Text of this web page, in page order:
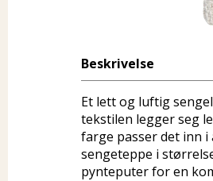
Beskrivelse
Et lett og luftig
tekstilen legger seg
farge passer det inn
sengeteppe i
pynteputer for en